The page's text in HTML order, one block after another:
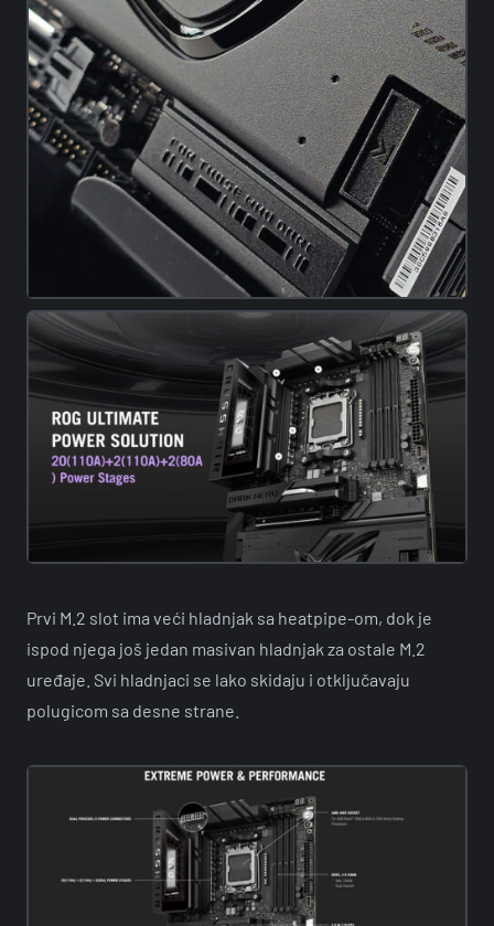
Prvi M.2 slot ima veći hladnjak sa heatpipe-om, dok je
ispod njega još jedan masivan hladnjak za ostale M.2
uređaje. Svi hladnjaci se lako skidaju i otključavaju
polugicom sa desne strane.